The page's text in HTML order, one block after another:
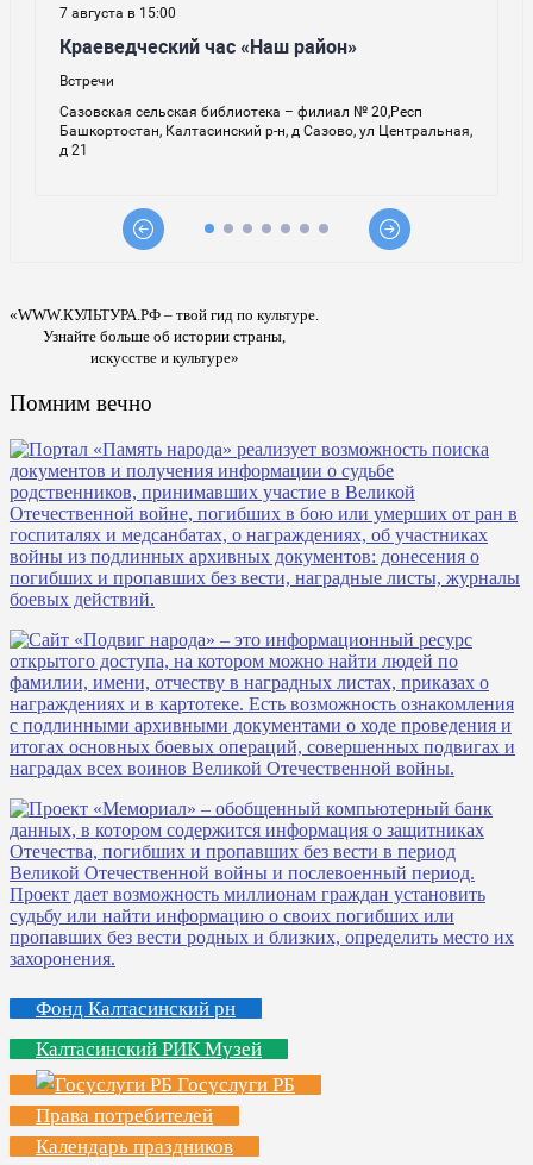
«WWW.КУЛЬТУРА.РФ – твой гид по культуре.
Узнайте больше об истории страны,
искусстве и культуре»
Помним вечно
Фонд Калтасинский рн
Калтасинский РИК Музей
Госуслуги РБ
Права потребителей
Календарь праздников